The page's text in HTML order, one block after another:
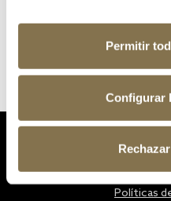
Permitir
Configurar
Políticas